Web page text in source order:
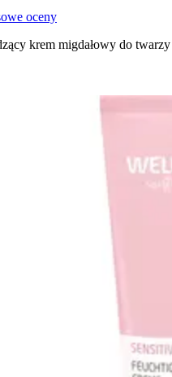
oceny
krem migdałowy do twarzy